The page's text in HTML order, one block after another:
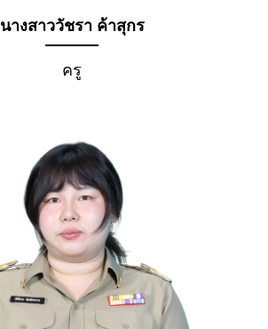
นางสาววัชรา ค้าสุกร
ครู